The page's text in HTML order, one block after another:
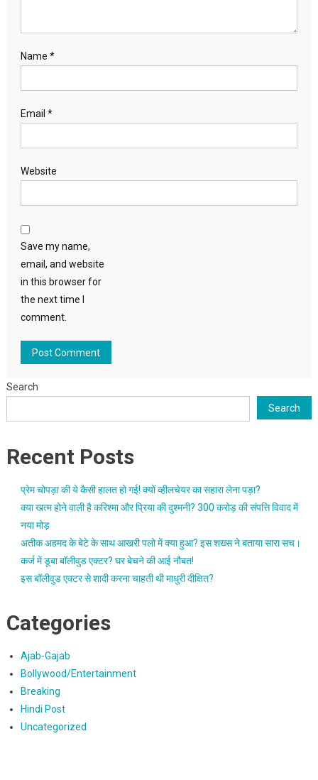
Name *
Email *
Website
Save my name,
email, and website
in this browser for
the next time I
comment.
Search
Search
Recent Posts
प्रेम चोपड़ा की ये कैसी हालत हो गई! क्यों व्हीलचेयर का सहारा लेना पड़ा?
क्या खत्म होने वाली है करिश्मा और प्रिया की दुश्मनी? 300 करोड़ की संपत्ति विवाद में
नया मोड़
अतीक अहमद के बेटे के साथ आखरी पलो में क्या हुआ? इस शख्स ने बताया सारा सच।
कर्ज में डूबा बॉलीवुड एक्टर? घर बेचने की आई नौबत!
इस बॉलीवुड एक्टर से शादी करना चाहती थी माधुरी दीक्षित?
Categories
Ajab-Gajab
Bollywood/Entertainment
Breaking
Hindi Post
Uncategorized